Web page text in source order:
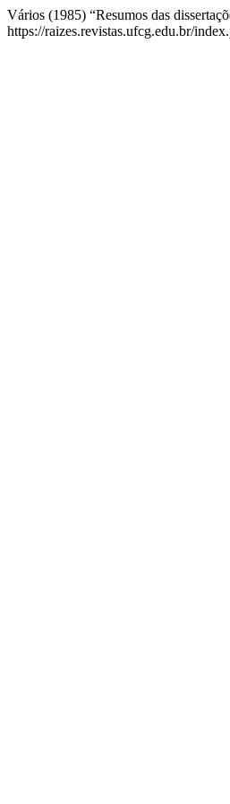
Vários (1985) “Resumos das
https://raizes.revistas.ufcg.edu.br/